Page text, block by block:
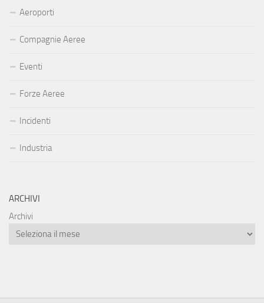
Aeroporti
Compagnie Aeree
Eventi
Forze Aeree
Incidenti
Industria
ARCHIVI
Archivi